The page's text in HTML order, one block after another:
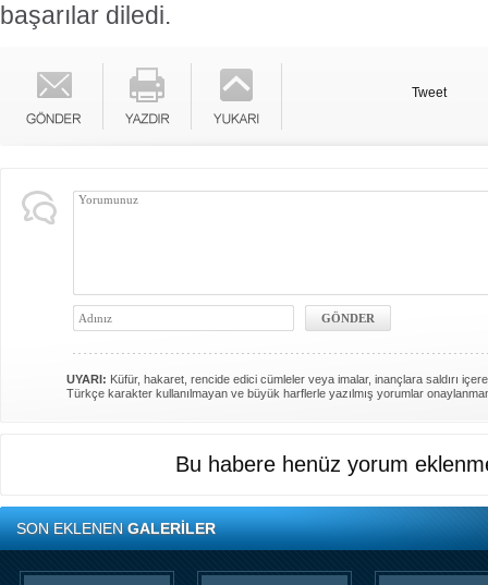
başarılar diledi.
Tweet
UYARI: Küfür, hakaret, rencide edici cümleler veya imalar, inançlara saldırı
Türkçe karakter kullanılmayan ve büyük harflerle yazılmış yorumlar
Bu habere henüz yorum
SON EKLENENGALERİLER